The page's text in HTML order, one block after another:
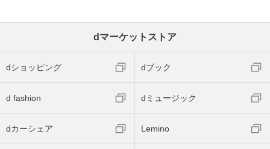
dマーケットストア
dショッピング dブック
d fashion dミュージック
dカーシェア Lemino